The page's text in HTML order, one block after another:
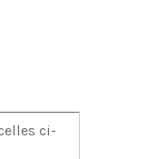
ci-